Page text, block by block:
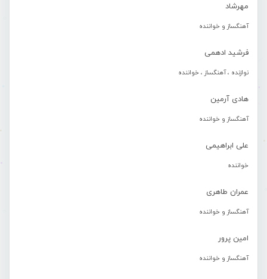
مهرشاد
آهنگساز و خواننده
فرشید ادهمی
نوازنده ، آهنگساز ، خواننده
هادی آرمین
آهنگساز و خواننده
علی ابراهیمی
خواننده
عمران طاهری
آهنگساز و خواننده
امین پرور
آهنگساز و خواننده